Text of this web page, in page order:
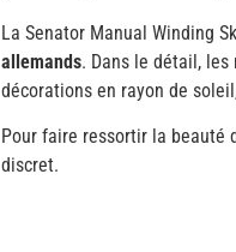
La Senator Manual Winding
allemands. Dans le détail,
décorations en rayon de
Pour faire ressortir la beauté
discret.